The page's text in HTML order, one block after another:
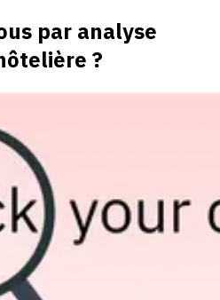
par analyse
?